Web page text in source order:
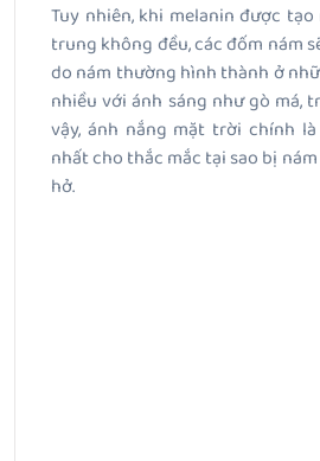
Tuy nhiên, khi melanin được
trung không đều, các đốm nám
do nám thường hình thành ở
nhiều với ánh sáng như gò má,
vậy, ánh nắng mặt trời chính
nhất cho thắc mắc tại sao bị
hở.